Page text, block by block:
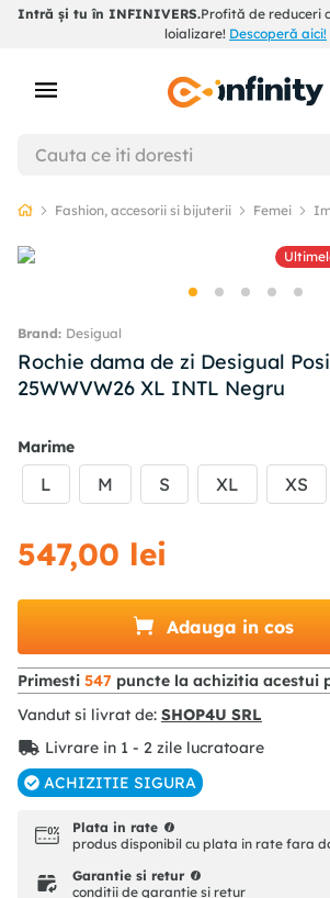
Intră și tu în INFINIVERS.Profită de reduceri
loializare! Descoperă aici!
Fashion, accesorii si bijuterii Femei
Desigual
Rochie dama de zi Desigual
25WWVW26 XL INTL Negru
Marime
L M S XL XS
547,00 lei
Adauga in cos
Primesti 547 puncte la achizitia acestui
Vandut si livrat de: SHOP4U SRL
Livrare in 1 - 2 zile lucratoare
ACHIZITIE SIGURA
Plata in rate
produs disponibil cu plata in rate fara
Garantie si retur
conditii de garantie si retur